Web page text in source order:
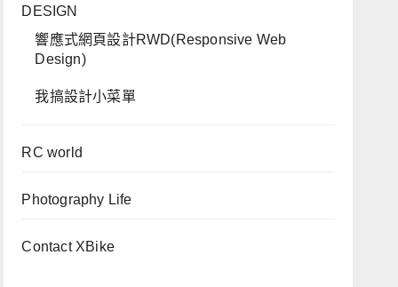
DESIGN
響應式網頁設計RWD(Responsive Web
Design)
我搞設計小菜單
RC world
Photography Life
Contact XBike